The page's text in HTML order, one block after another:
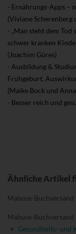
- Ernährungs-Apps –
(Viviane
- „Man steht dem Tod
schwer kranken
(Joachim Göres)
- Ausbildung &
Frühgeburt.
(Maike Bock und
- Besser reich und
Ähnliche Artikel
Mabuse-Buchversand
Mabuse-Buchversand
> Gesundheits- und